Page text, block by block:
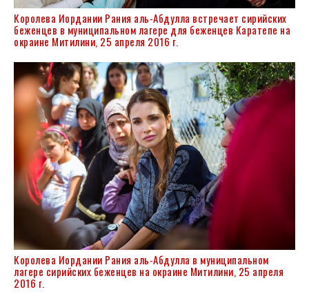
Королева Иордании Рания аль-Абдулла встречает сирийских
беженцев в муниципальном лагере для беженцев Каратепе на
окраине Митилини, 25 апреля 2016 г.
Королева Иордании Рания аль-Абдулла в муниципальном
лагере сирийских беженцев на окраине Митилини, 25 апреля
2016 г.